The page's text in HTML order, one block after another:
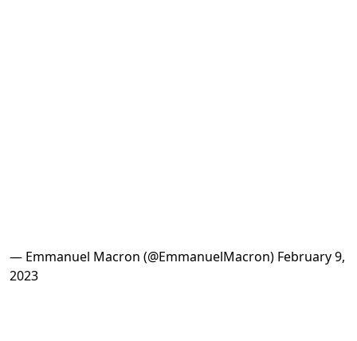
— Emmanuel Macron (@EmmanuelMacron) February 9,
2023